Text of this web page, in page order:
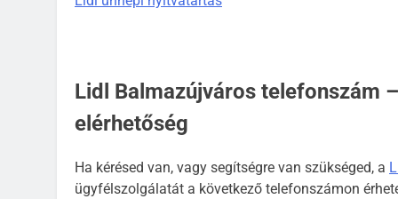
Lidl Balmazújváros telefonszám –
elérhetőség
Ha kérésed van, vagy segítségre van szükséged, a
ügyfélszolgálatát a következő telefonszámon